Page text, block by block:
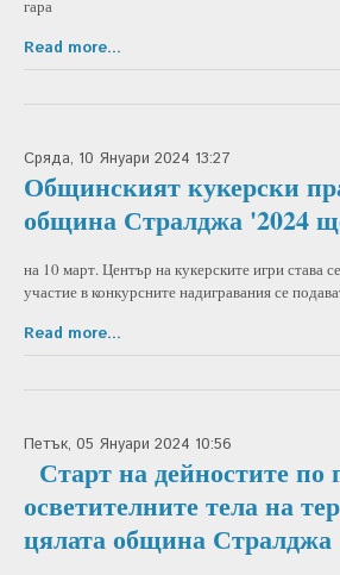
гара
Read more...
Сряда, 10 Януари 2024 13:27
Общинският кукерски
община Стралджа '2024
на 10 март. Център на кукерските игри става
участие в конкурсните надигравания се
Read more...
Петък, 05 Януари 2024 10:56
Старт на дейностите по
осветителните тела на
цялата община Стралджа